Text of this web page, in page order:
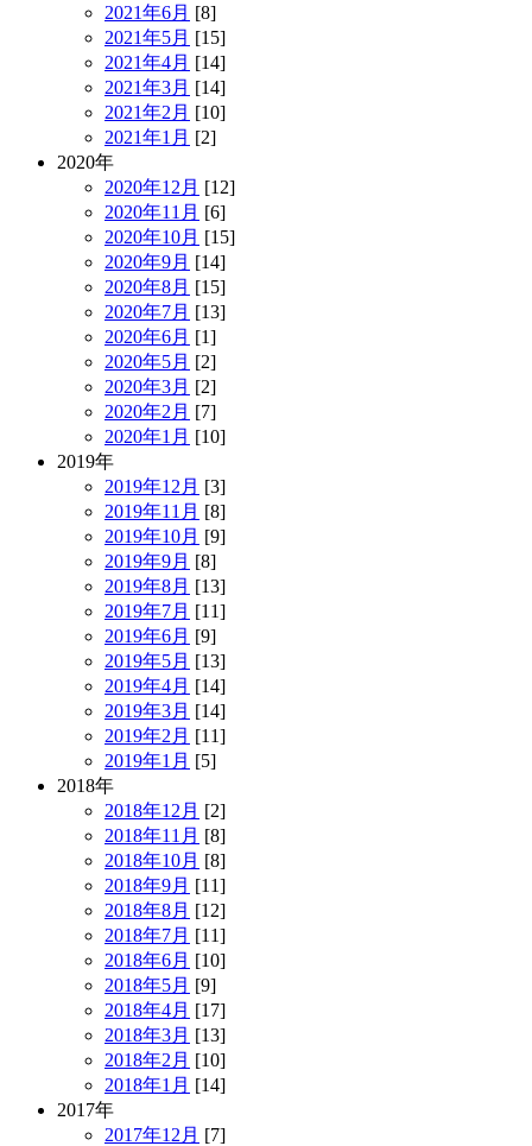
2021年6月 [8]
2021年5月 [15]
2021年4月 [14]
2021年3月 [14]
2021年2月 [10]
2021年1月 [2]
2020年
2020年12月 [12]
2020年11月 [6]
2020年10月 [15]
2020年9月 [14]
2020年8月 [15]
2020年7月 [13]
2020年6月 [1]
2020年5月 [2]
2020年3月 [2]
2020年2月 [7]
2020年1月 [10]
2019年
2019年12月 [3]
2019年11月 [8]
2019年10月 [9]
2019年9月 [8]
2019年8月 [13]
2019年7月 [11]
2019年6月 [9]
2019年5月 [13]
2019年4月 [14]
2019年3月 [14]
2019年2月 [11]
2019年1月 [5]
2018年
2018年12月 [2]
2018年11月 [8]
2018年10月 [8]
2018年9月 [11]
2018年8月 [12]
2018年7月 [11]
2018年6月 [10]
2018年5月 [9]
2018年4月 [17]
2018年3月 [13]
2018年2月 [10]
2018年1月 [14]
2017年
2017年12月 [7]